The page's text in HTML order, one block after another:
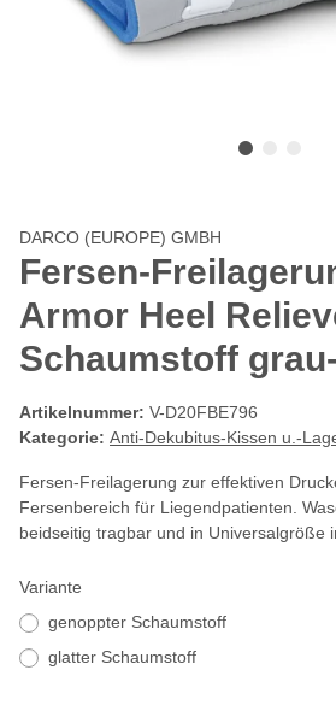
DARCO (EUROPE) GMBH
Fersen-
Armor Heel
Schaumstoff
Artikelnummer: V-D20FBE796
Kategorie: Anti-Dekubitus-Kissen u.-
Fersen-Freilagerung zur effektiven
Fersenbereich für Liegendpatienten.
beidseitig tragbar und in Universalgröße
Variante
genoppter Schaumstoff
glatter Schaumstoff